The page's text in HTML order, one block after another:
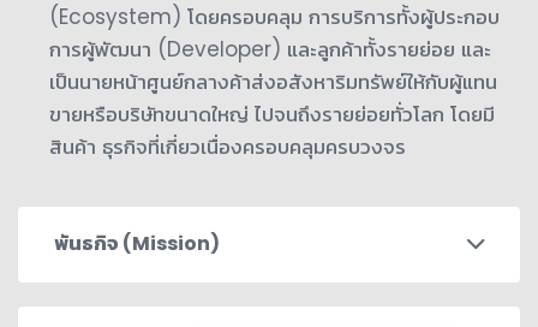
(Ecosystem) โดยครอบคลุม การบริการทั้งผู้ประกอบ
การผู้พัฒนา (Developer) และลูกค้าทั้งรายย่อย และ
เป็นนายหน้าศูนย์กลางค้าส่งอสังหาริมทรัพย์ให้กับผู้แทน
ขายหรือบริษัทขนาดใหญ่ ไปจนถึงรายย่อยทั่วโลก โดยมี
สินค้า ธุรกิจที่เกี่ยวเนื่องครอบคลุมครบวงจร
พันธกิจ (Mission)